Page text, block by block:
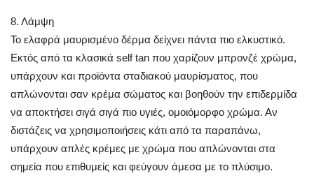
8. Λάμψη
Το ελαφρά μαυρισμένο δέρμα δείχνει πάντα πιο ελκυστικό.
Εκτός από τα κλασικά self tan που χαρίζουν μπρονζέ χρώμα,
υπάρχουν και προϊόντα σταδιακού μαυρίσματος, που
απλώνονται σαν κρέμα σώματος και βοηθούν την επιδερμίδα
να αποκτήσει σιγά σιγά πιο υγιές, ομοιόμορφο χρώμα. Αν
διστάζεις να χρησιμοποιήσεις κάτι από τα παραπάνω,
υπάρχουν απλές κρέμες με χρώμα που απλώνονται στα
σημεία που επιθυμείς και φεύγουν άμεσα με το πλύσιμο.